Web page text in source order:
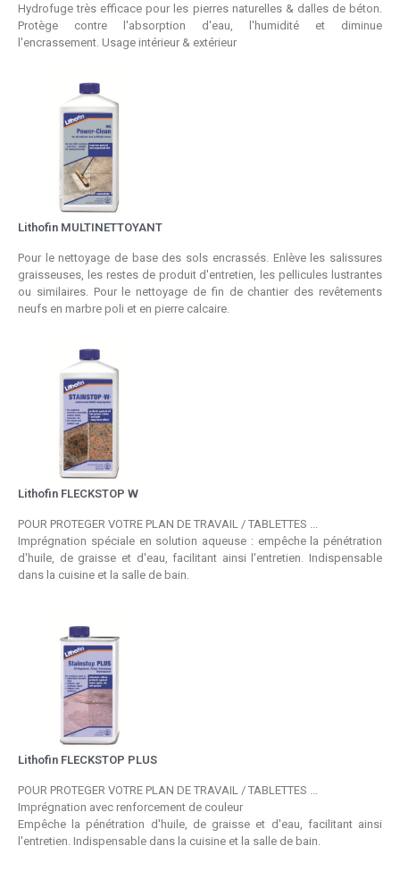
Hydrofuge très efficace pour les pierres naturelles & dalles de béton.
Protège contre l'absorption d'eau, l'humidité et diminue
l'encrassement. Usage intérieur & extérieur
Lithofin MULTINETTOYANT
Pour le nettoyage de base des sols encrassés. Enlève les salissures
graisseuses, les restes de produit d'entretien, les pellicules lustrantes
ou similaires. Pour le nettoyage de fin de chantier des revêtements
neufs en marbre poli et en pierre calcaire.
Lithofin FLECKSTOP W
POUR PROTEGER VOTRE PLAN DE TRAVAIL / TABLETTES ...
Imprégnation spéciale en solution aqueuse : empêche la pénétration
d'huile, de graisse et d'eau, facilitant ainsi l'entretien. Indispensable
dans la cuisine et la salle de bain.
Lithofin FLECKSTOP PLUS
POUR PROTEGER VOTRE PLAN DE TRAVAIL / TABLETTES ...
Imprégnation avec renforcement de couleur
Empêche la pénétration d'huile, de graisse et d'eau, facilitant ainsi
l'entretien. Indispensable dans la cuisine et la salle de bain.